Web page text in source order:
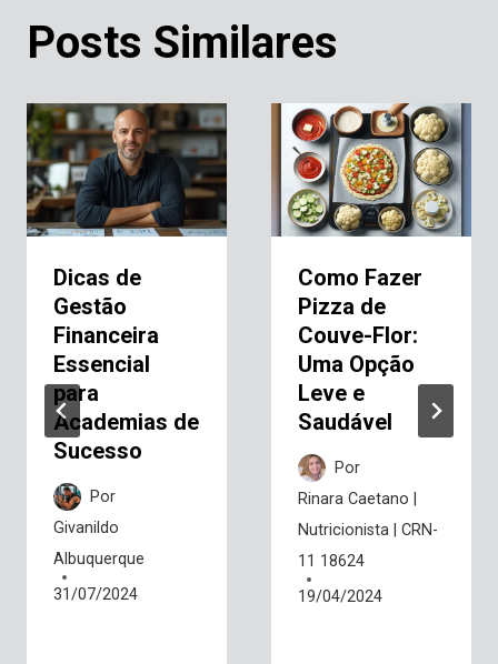
Posts Similares
Dicas de
Gestão
Financeira
Essencial
para
Academias de
Sucesso
Por
Givanildo
Albuquerque
31/07/2024
Como Fazer
Pizza de
Couve-Flor:
Uma Opção
Leve e
Saudável
Por
Rinara Caetano |
Nutricionista | CRN-
11 18624
19/04/2024